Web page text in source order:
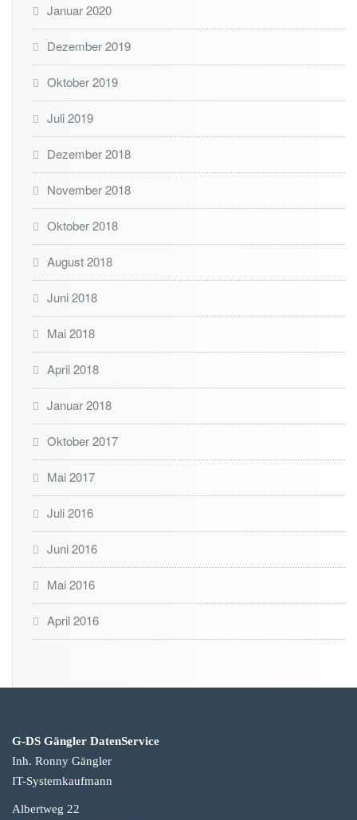
Januar 2020
Dezember 2019
Oktober 2019
Juli 2019
Dezember 2018
November 2018
Oktober 2018
August 2018
Juni 2018
Mai 2018
April 2018
Januar 2018
Oktober 2017
Mai 2017
Juli 2016
Juni 2016
Mai 2016
April 2016
G-DS Gängler DatenService
Inh. Ronny Gängler
IT-Systemkaufmann
Albertweg 22